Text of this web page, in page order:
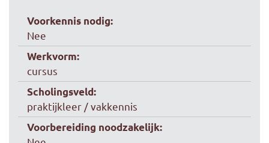
Voorkennis nodig:
Nee
Werkvorm:
cursus
Scholingsveld:
praktijkleer / vakkennis
Voorbereiding noodzakelijk: